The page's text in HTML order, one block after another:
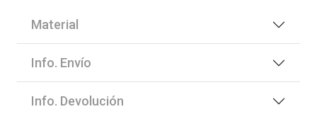
Material
Info. Envío
Info. Devolución